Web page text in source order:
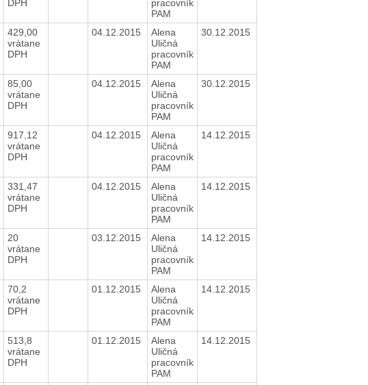
DPH
pracovník
PAM
429,00
vrátane
DPH
04.12.2015
Alena
Uličná
pracovník
PAM
30.12.2015
85,00
vrátane
DPH
04.12.2015
Alena
Uličná
pracovník
PAM
30.12.2015
917,12
vrátane
DPH
04.12.2015
Alena
Uličná
pracovník
PAM
14.12.2015
331,47
vrátane
DPH
04.12.2015
Alena
Uličná
pracovník
PAM
14.12.2015
20
vrátane
DPH
03.12.2015
Alena
Uličná
pracovník
PAM
14.12.2015
70,2
vrátane
DPH
01.12.2015
Alena
Uličná
pracovník
PAM
14.12.2015
513,8
vrátane
DPH
01.12.2015
Alena
Uličná
pracovník
PAM
14.12.2015